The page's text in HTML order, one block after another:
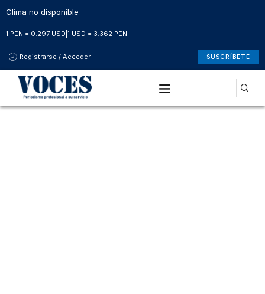
Clima no disponible
1 PEN = 0.297 USD 1 USD = 3.362 PEN
Registrarse / Acceder SUSCRÍBETE